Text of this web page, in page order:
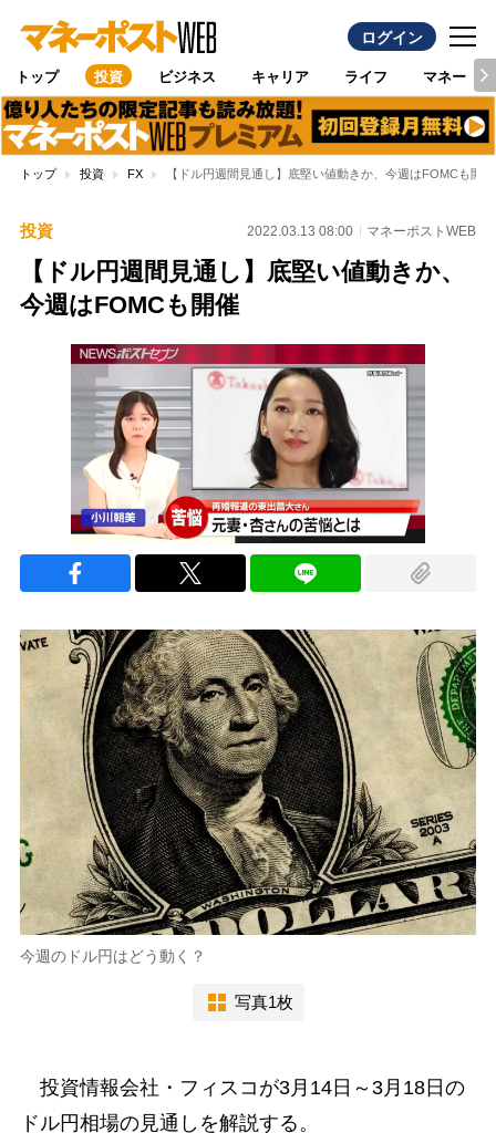
ログイン
トップ 投資 ビジネス キャリア ライフ マネー
トップ 投資 FX 【ドル円週間見通し】底堅い値動きか、今週はFOMCも開催
投資 2022.03.13 08:00 マネーポストWEB
【ドル円週間見通し】底堅い値動きか、
今週はFOMCも開催
今週のドル円はどう動く？
写真1枚
投資情報会社・フィスコが3月14日～3月18日の
ドル円相場の見通しを解説する。